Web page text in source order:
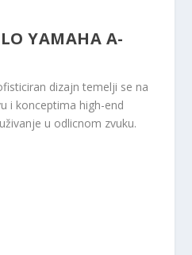
YAMAHA A-
dizajn temelji se na
i konceptima high-end
u odlicnom zvuku.